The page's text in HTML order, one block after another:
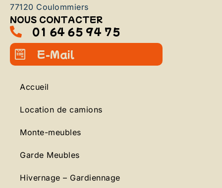
77120 Coulommiers
NOUS CONTACTER
01 64 65 94 75
E-Mail
Accueil
Location de camions
Monte-meubles
Garde Meubles
Hivernage – Gardiennage